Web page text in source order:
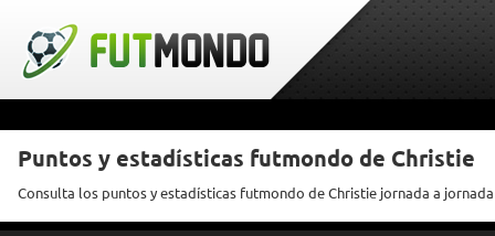
Puntos y estadísticas futmondo de Christie
Consulta los puntos y estadísticas futmondo de Christie jornada a jornada